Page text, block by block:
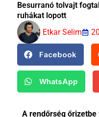
Besurranó tolvajt
ruhákat lopott
Etkar Selim
Facebook
WhatsApp
A rendőrség